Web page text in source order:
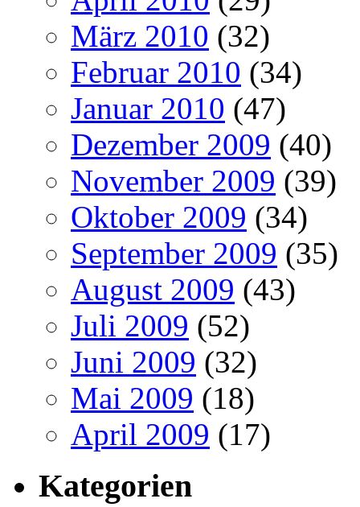
März 2010 (32)
Februar 2010 (34)
Januar 2010 (47)
Dezember 2009 (40)
November 2009 (39)
Oktober 2009 (34)
September 2009 (35)
August 2009 (43)
Juli 2009 (52)
Juni 2009 (32)
Mai 2009 (18)
April 2009 (17)
Kategorien